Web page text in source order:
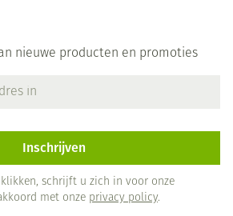
nieuwe producten en promoties
Inschrijven
schrijft u zich in voor onze
met onze privacy policy.